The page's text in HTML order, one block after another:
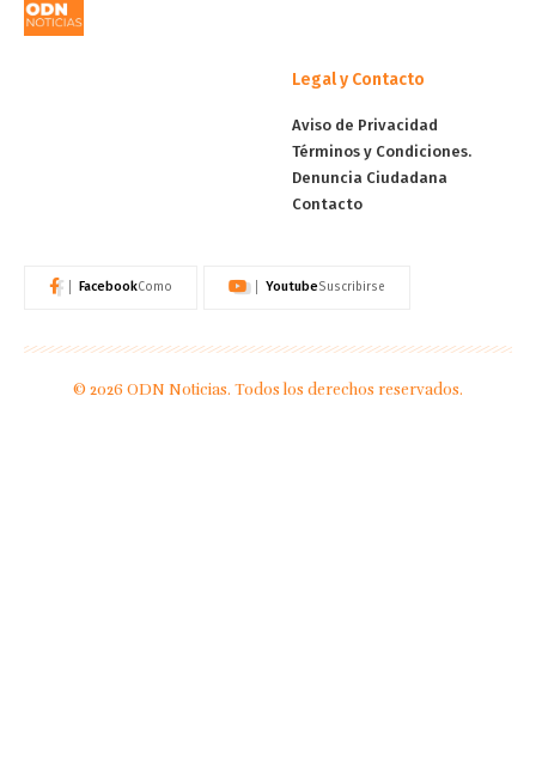
Legal y Contacto
Aviso de Privacidad
Términos y Condiciones.
Denuncia Ciudadana
Contacto
FacebookComo YoutubeSuscribirse
© 2026 ODN Noticias. Todos los derechos reservados.